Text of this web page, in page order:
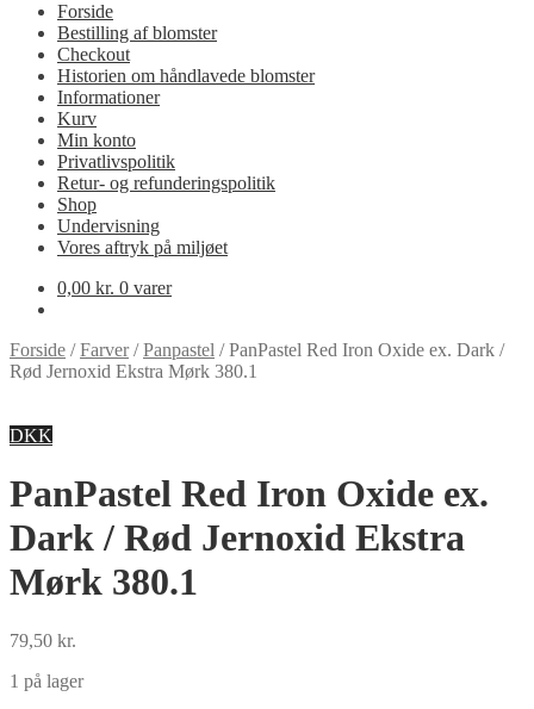
Forside
Bestilling af blomster
Checkout
Historien om håndlavede blomster
Informationer
Kurv
Min konto
Privatlivspolitik
Retur- og refunderingspolitik
Shop
Undervisning
Vores aftryk på miljøet
0,00 kr. 0 varer
Forside /Farver/Panpastel /PanPastel Red Iron Oxide ex. Dark /
Rød Jernoxid Ekstra Mørk 380.1
DKK
PanPastel Red Iron Oxide ex.
Dark / Rød Jernoxid Ekstra
Mørk 380.1
79,50 kr.
1 på lager